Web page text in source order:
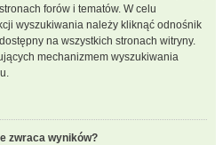
forów i tematów. W celu
wyszukiwania należy kliknąć odnośnik
na wszystkich stronach witryny.
mechanizmem wyszukiwania
zwraca wyników?